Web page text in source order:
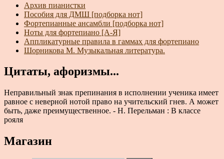
Архив пианистки
Пособия для ДМШ [подборка нот]
Фортепианные ансамбли [подборка нот]
Ноты для фортепиано [А-Я]
Аппликатурные правила в гаммах для фортепиано
Шорникова М. Музыкальная литература.
Цитаты, афоризмы...
Неправильный знак препинания в исполнении ученика имеет
равное с неверной нотой право на учительский гнев. А может
быть, даже преимущественное. - Н. Перельман : В классе
рояля
Магазин